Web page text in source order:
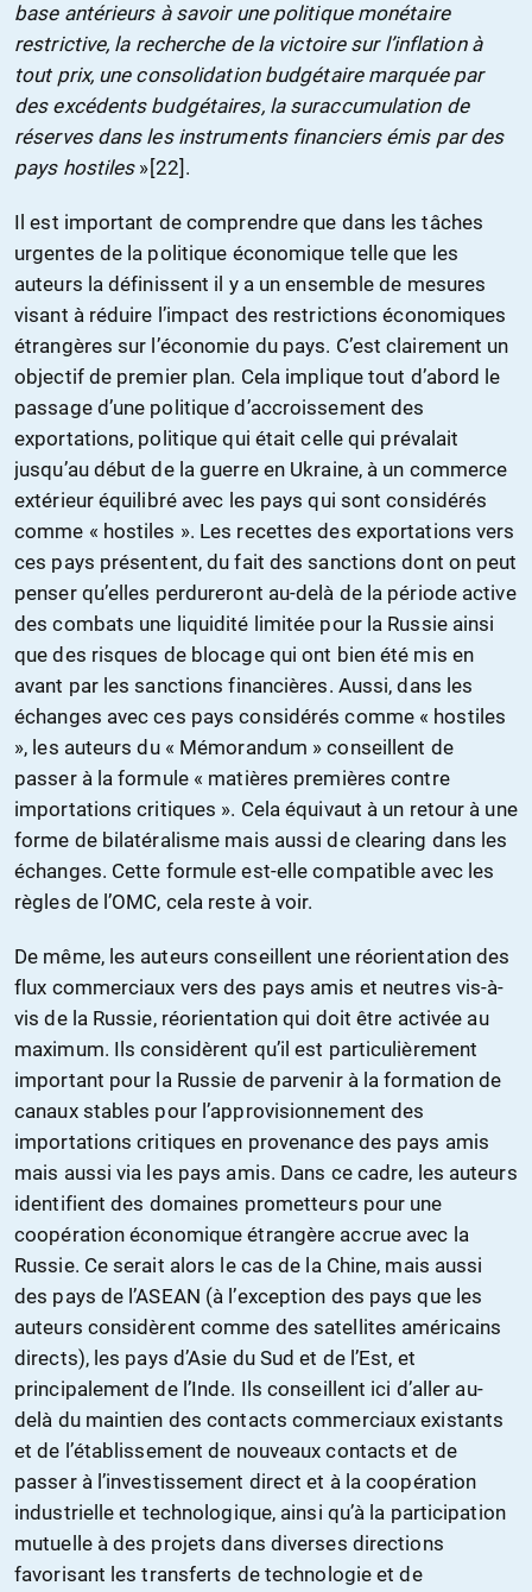
base antérieurs à savoir une politique monétaire
restrictive, la recherche de la victoire sur l’inflation à
tout prix, une consolidation budgétaire marquée par
des excédents budgétaires, la suraccumulation de
réserves dans les instruments financiers émis par des
pays hostiles »[22].
Il est important de comprendre que dans les tâches
urgentes de la politique économique telle que les
auteurs la définissent il y a un ensemble de mesures
visant à réduire l’impact des restrictions économiques
étrangères sur l’économie du pays. C’est clairement un
objectif de premier plan. Cela implique tout d’abord le
passage d’une politique d’accroissement des
exportations, politique qui était celle qui prévalait
jusqu’au début de la guerre en Ukraine, à un commerce
extérieur équilibré avec les pays qui sont considérés
comme « hostiles ». Les recettes des exportations vers
ces pays présentent, du fait des sanctions dont on peut
penser qu’elles perdureront au-delà de la période active
des combats une liquidité limitée pour la Russie ainsi
que des risques de blocage qui ont bien été mis en
avant par les sanctions financières. Aussi, dans les
échanges avec ces pays considérés comme « hostiles
», les auteurs du « Mémorandum » conseillent de
passer à la formule « matières premières contre
importations critiques ». Cela équivaut à un retour à une
forme de bilatéralisme mais aussi de clearing dans les
échanges. Cette formule est-elle compatible avec les
règles de l’OMC, cela reste à voir.
De même, les auteurs conseillent une réorientation des
flux commerciaux vers des pays amis et neutres vis-à-
vis de la Russie, réorientation qui doit être activée au
maximum. Ils considèrent qu’il est particulièrement
important pour la Russie de parvenir à la formation de
canaux stables pour l’approvisionnement des
importations critiques en provenance des pays amis
mais aussi via les pays amis. Dans ce cadre, les auteurs
identifient des domaines prometteurs pour une
coopération économique étrangère accrue avec la
Russie. Ce serait alors le cas de la Chine, mais aussi
des pays de l’ASEAN (à l’exception des pays que les
auteurs considèrent comme des satellites américains
directs), les pays d’Asie du Sud et de l’Est, et
principalement de l’Inde. Ils conseillent ici d’aller au-
delà du maintien des contacts commerciaux existants
et de l’établissement de nouveaux contacts et de
passer à l’investissement direct et à la coopération
industrielle et technologique, ainsi qu’à la participation
mutuelle à des projets dans diverses directions
favorisant les transferts de technologie et de